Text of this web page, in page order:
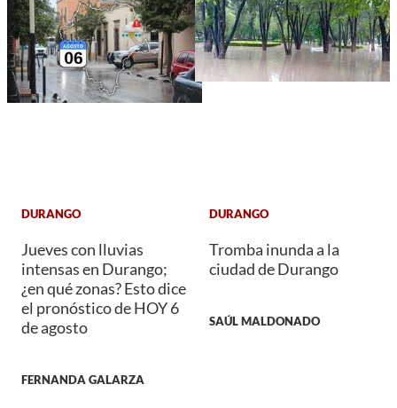
DURANGO
Jueves con lluvias
intensas en Durango;
¿en qué zonas? Esto dice
el pronóstico de HOY 6
de agosto
FERNANDA GALARZA
DURANGO
Tromba inunda a la
ciudad de Durango
SAÚL MALDONADO